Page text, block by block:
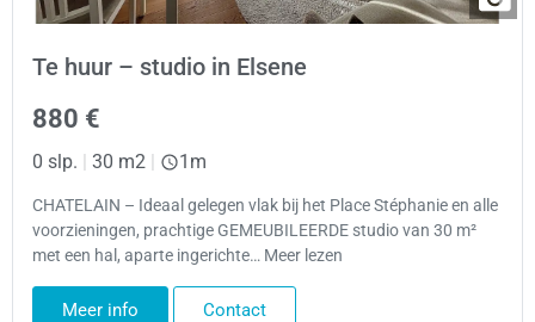
Te huur – studio in Elsene
880 €
0 slp. | 30 m2 | 1m
CHATELAIN – Ideaal gelegen vlak bij het Place Stéphanie en alle
voorzieningen, prachtige GEMEUBILEERDE studio van 30 m²
met een hal, aparte ingerichte… Meer lezen
Meer info Contact